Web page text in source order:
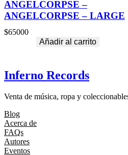
ANGELCORPSE –
ANGELCORPSE – LARGE
$65000
Añadir al carrito
Inferno Records
Venta de música, ropa y
Blog
Acerca de
FAQs
Autores
Eventos